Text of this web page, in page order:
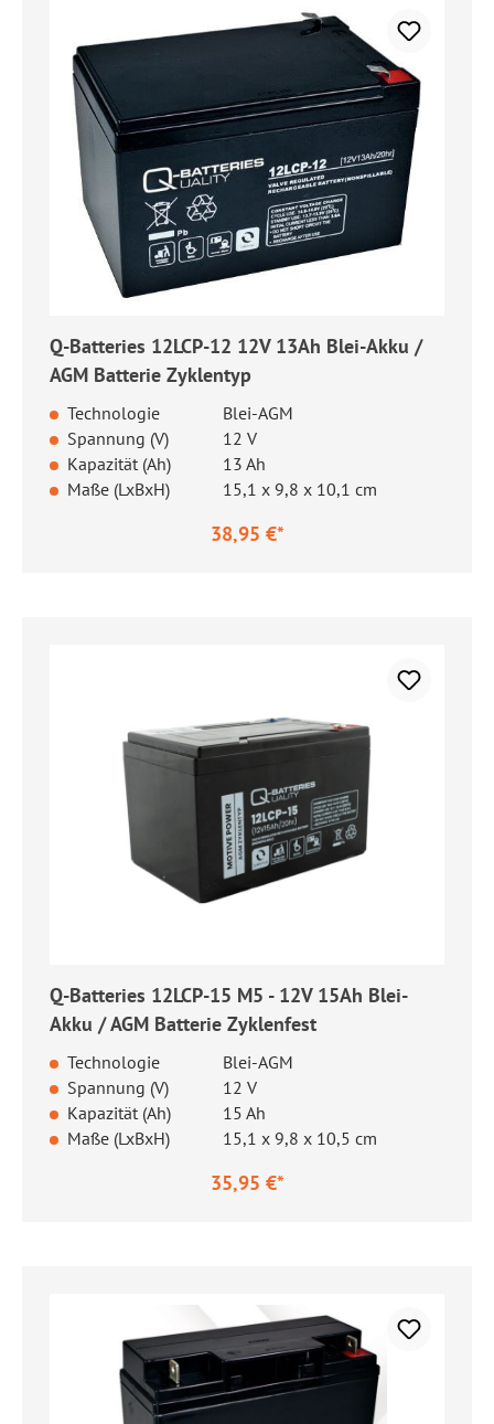
Q-Batteries 12LCP-12 12V 13Ah Blei-Akku /
AGM Batterie Zyklentyp
Technologie
Blei-AGM
Spannung (V)
12 V
Kapazität (Ah)
13 Ah
Maße (LxBxH)
15,1 x 9,8 x 10,1 cm
38,95 €*
Q-Batteries 12LCP-15 M5 - 12V 15Ah Blei-
Akku / AGM Batterie Zyklenfest
Technologie
Blei-AGM
Spannung (V)
12 V
Kapazität (Ah)
15 Ah
Maße (LxBxH)
15,1 x 9,8 x 10,5 cm
35,95 €*